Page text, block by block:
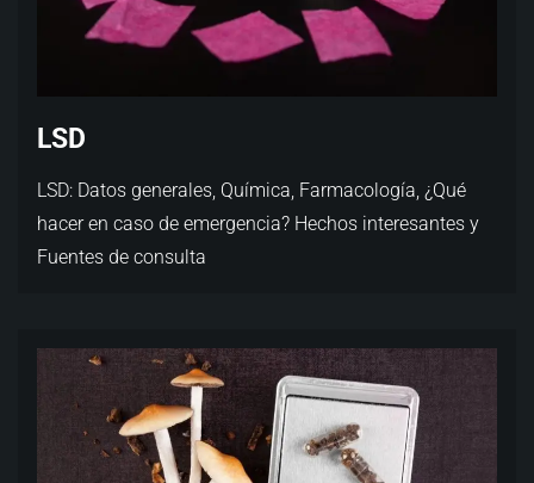
LSD
LSD: Datos generales, Química, Farmacología, ¿Qué
hacer en caso de emergencia? Hechos interesantes y
Fuentes de consulta